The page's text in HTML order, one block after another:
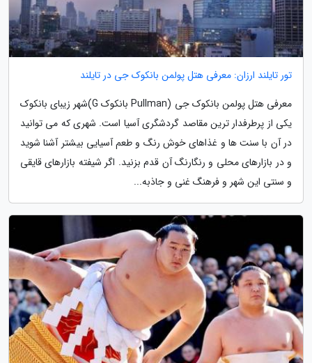
تور تایلند ارزان: معرفی هتل پولمن بانکوک جی در تایلند
معرفی هتل پولمن بانکوک جی (Pullman بانکوک G)شهر زیبای بانکوک
یکی از پرطرفدار ترین مقاصد گردشگری آسیا است. شهری که می توانید
در آن با سنت ها و غذاهای خوش رنگ و طعم آسیایی بیشتر آشنا شوید
و در بازارهای محلی و رنگارنگ آن قدم بزنید. اگر شیفته بازارهای قایقی
و سنتی این شهر و فرهنگ غنی و جاذبه...